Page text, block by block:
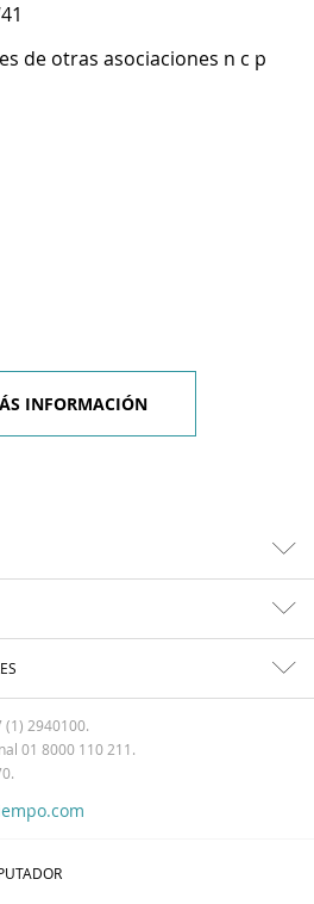
de otras asociaciones n c p
INFORMACIÓN
(1) 2940100.
01 8000 110 211.